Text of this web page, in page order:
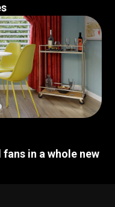
in a whole new